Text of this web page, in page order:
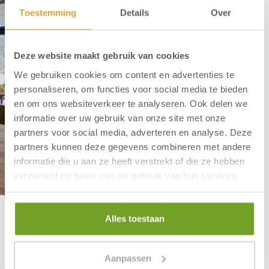
Toestemming Details Over
Deze website maakt gebruik van cookies
We gebruiken cookies om content en advertenties te
personaliseren, om functies voor social media te bieden
en om ons websiteverkeer te analyseren. Ook delen we
informatie over uw gebruik van onze site met onze
partners voor social media, adverteren en analyse. Deze
partners kunnen deze gegevens combineren met andere
informatie die u aan ze heeft verstrekt of die ze hebben
verzameld op basis van uw gebruik van hun services.
Alles toestaan
Aanpassen
Parking garage
Free for our guests